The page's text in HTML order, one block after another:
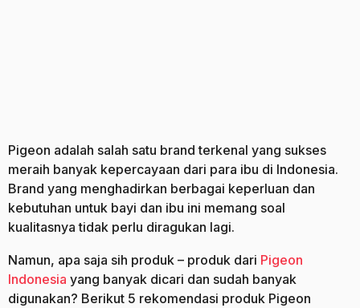
Pigeon adalah salah satu brand terkenal yang sukses
meraih banyak kepercayaan dari para ibu di Indonesia.
Brand yang menghadirkan berbagai keperluan dan
kebutuhan untuk bayi dan ibu ini memang soal
kualitasnya tidak perlu diragukan lagi.
Namun, apa saja sih produk – produk dari Pigeon
Indonesia yang banyak dicari dan sudah banyak
digunakan? Berikut 5 rekomendasi produk Pigeon